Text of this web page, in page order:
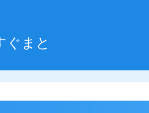
ぐまと